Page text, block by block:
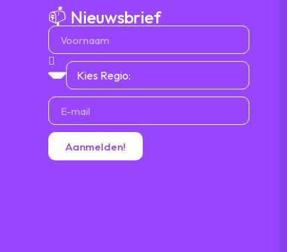
📫 Nieuwsbrief
Aanmelden!